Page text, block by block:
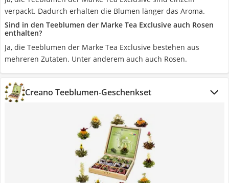
verpackt. Dadurch erhalten die Blumen länger das Aroma.
Sind in den Teeblumen der Marke Tea Exclusive auch Rosen
enthalten?
Ja, die Teeblumen der Marke Tea Exclusive bestehen aus
mehreren Zutaten. Unter anderem auch auch Rosen.
Creano Teeblumen-Geschenkset